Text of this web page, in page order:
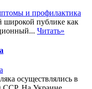
широкой публике как
Читать»
осуществлялись в